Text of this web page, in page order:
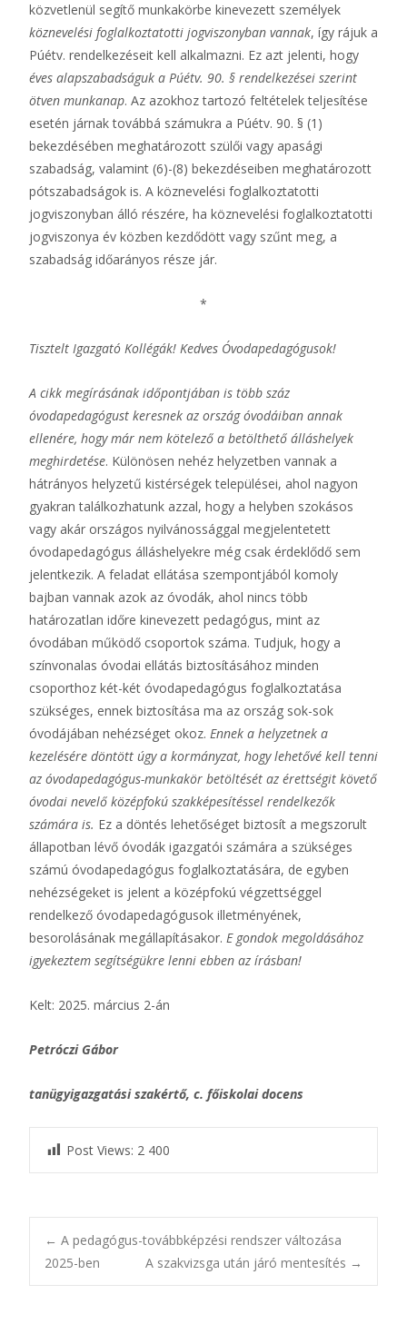
közvetlenül segítő munkakörbe kinevezett személyek
köznevelési foglalkoztatotti jogviszonyban vannak, így rájuk a
Púétv. rendelkezéseit kell alkalmazni. Ez azt jelenti, hogy
éves alapszabadságuk a Púétv. 90. § rendelkezései szerint
ötven munkanap. Az azokhoz tartozó feltételek teljesítése
esetén járnak továbbá számukra a Púétv. 90. § (1)
bekezdésében meghatározott szülői vagy apasági
szabadság, valamint (6)-(8) bekezdéseiben meghatározott
pótszabadságok is. A köznevelési foglalkoztatotti
jogviszonyban álló részére, ha köznevelési foglalkoztatotti
jogviszonya év közben kezdődött vagy szűnt meg, a
szabadság időarányos része jár.
*
Tisztelt Igazgató Kollégák! Kedves Óvodapedagógusok!
A cikk megírásának időpontjában is több száz
óvodapedagógust keresnek az ország óvodáiban annak
ellenére, hogy már nem kötelező a betölthető álláshelyek
meghirdetése. Különösen nehéz helyzetben vannak a
hátrányos helyzetű kistérségek települései, ahol nagyon
gyakran találkozhatunk azzal, hogy a helyben szokásos
vagy akár országos nyilvánossággal megjelentetett
óvodapedagógus álláshelyekre még csak érdeklődő sem
jelentkezik. A feladat ellátása szempontjából komoly
bajban vannak azok az óvodák, ahol nincs több
határozatlan időre kinevezett pedagógus, mint az
óvodában működő csoportok száma. Tudjuk, hogy a
színvonalas óvodai ellátás biztosításához minden
csoporthoz két-két óvodapedagógus foglalkoztatása
szükséges, ennek biztosítása ma az ország sok-sok
óvodájában nehézséget okoz. Ennek a helyzetnek a
kezelésére döntött úgy a kormányzat, hogy lehetővé kell tenni
az óvodapedagógus-munkakör betöltését az érettségit követő
óvodai nevelő középfokú szakképesítéssel rendelkezők
számára is. Ez a döntés lehetőséget biztosít a megszorult
állapotban lévő óvodák igazgatói számára a szükséges
számú óvodapedagógus foglalkoztatására, de egyben
nehézségeket is jelent a középfokú végzettséggel
rendelkező óvodapedagógusok illetményének,
besorolásának megállapításakor. E gondok megoldásához
igyekeztem segítségükre lenni ebben az írásban!
Kelt: 2025. március 2-án
Petróczi Gábor
tanügyigazgatási szakértő, c. főiskolai docens
Post Views: 2 400
← A pedagógus-továbbképzési rendszer változása
2025-ben
A szakvizsga után járó mentesítés →